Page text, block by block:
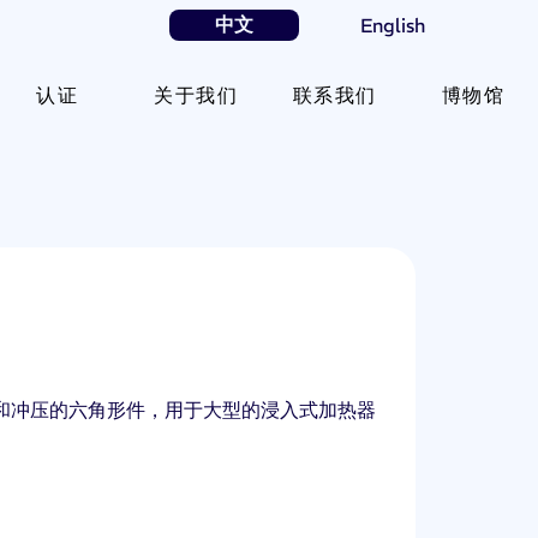
中文 English
认证 关于我们 联系我们 博物馆
压的六角形件，用于大型的浸入式加热器